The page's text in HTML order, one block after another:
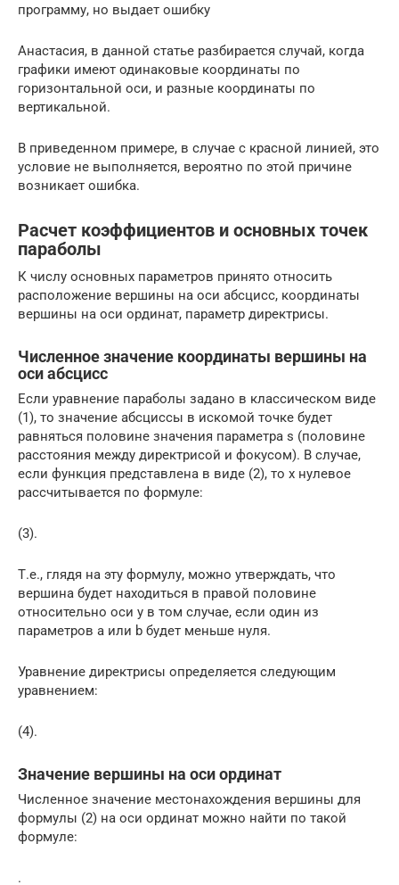
программу, но выдает ошибку
Анастасия, в данной статье разбирается случай, когда
графики имеют одинаковые координаты по
горизонтальной оси, и разные координаты по
вертикальной.
В приведенном примере, в случае с красной линией, это
условие не выполняется, вероятно по этой причине
возникает ошибка.
Расчет коэффициентов и основных точек
параболы
К числу основных параметров принято относить
расположение вершины на оси абсцисс, координаты
вершины на оси ординат, параметр директрисы.
Численное значение координаты вершины на
оси абсцисс
Если уравнение параболы задано в классическом виде
(1), то значение абсциссы в искомой точке будет
равняться половине значения параметра s (половине
расстояния между директрисой и фокусом). В случае,
если функция представлена в виде (2), то x нулевое
рассчитывается по формуле:
(3).
Т.е., глядя на эту формулу, можно утверждать, что
вершина будет находиться в правой половине
относительно оси y в том случае, если один из
параметров a или b будет меньше нуля.
Уравнение директрисы определяется следующим
уравнением:
(4).
Значение вершины на оси ординат
Численное значение местонахождения вершины для
формулы (2) на оси ординат можно найти по такой
формуле:
.